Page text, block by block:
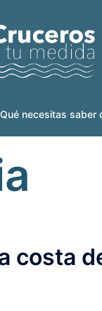
necesitas saber
costa